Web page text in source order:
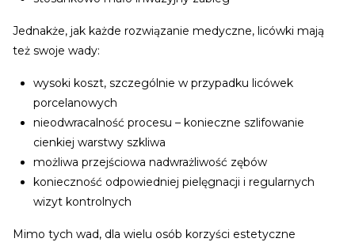
Jednakże, jak każde rozwiązanie medyczne, licówki mają
też swoje wady:
wysoki koszt, szczególnie w przypadku licówek
porcelanowych
nieodwracalność procesu – konieczne szlifowanie
cienkiej warstwy szkliwa
możliwa przejściowa nadwrażliwość zębów
konieczność odpowiedniej pielęgnacji i regularnych
wizyt kontrolnych
Mimo tych wad, dla wielu osób korzyści estetyczne